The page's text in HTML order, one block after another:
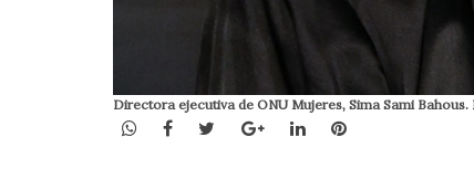
Directora ejecutiva de ONU Mujeres, Sima Sami
WhatsApp
Facebook
TwitterGoogle+LinkedInPinterest